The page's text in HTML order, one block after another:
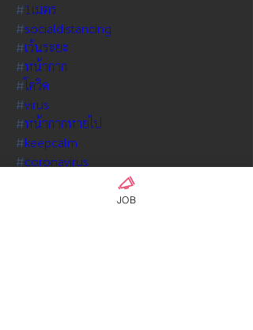
#1เมตร
#socialdistancing
#เว้นระยะ
#หน้ากาก
#โควิด
#virus
#หน้ากากหายไป
#keepcalm
#coronavirus
JOB